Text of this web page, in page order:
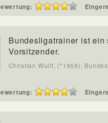
Bundesligatrainer ist
Vorsitzender.
Christian Wulff, (*1959),